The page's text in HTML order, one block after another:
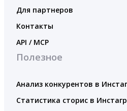
Для партнеров
Контакты
API / MCP
Полезное
Анализ конкурентов в
Статистика сторис в